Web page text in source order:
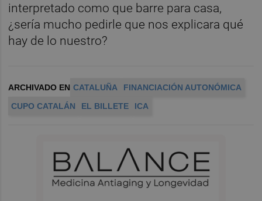
interpretado como que barre para casa,
¿sería mucho pedirle que nos explicara qué
hay de lo nuestro?
ARCHIVADO EN CATALUÑA
FINANCIACIÓN AUTONÓMICA
CUPO CATALÁN
EL BILLETE ICA